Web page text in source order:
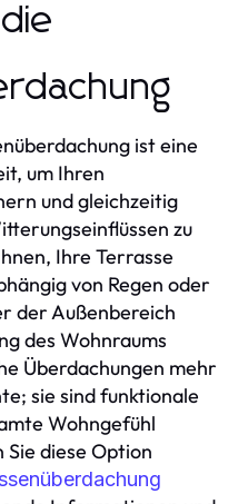
ist eine
um Ihren
und gleichzeitig
zu
Ihre Terrasse
von Regen oder
der Außenbereich
des Wohnraums
Überdachungen mehr
sie sind funktionale
Wohngefühl
diese Option